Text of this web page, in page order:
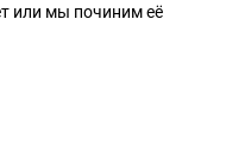
или мы починим её